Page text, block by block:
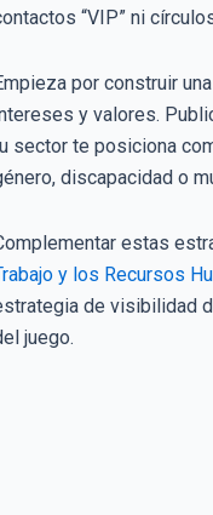
“VIP” ni
por construir
y valores.
sector te posiciona
discapacidad o
estas
y los Recursos
de visibilidad
juego.